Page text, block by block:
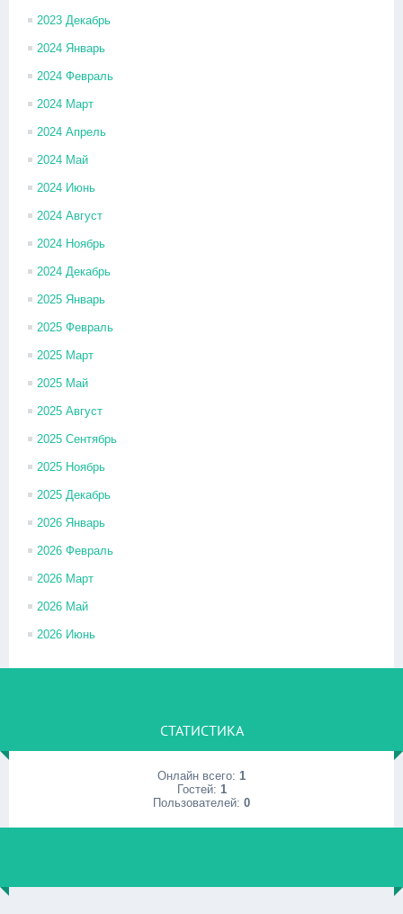
2023 Декабрь
2024 Январь
2024 Февраль
2024 Март
2024 Апрель
2024 Май
2024 Июнь
2024 Август
2024 Ноябрь
2024 Декабрь
2025 Январь
2025 Февраль
2025 Март
2025 Май
2025 Август
2025 Сентябрь
2025 Ноябрь
2025 Декабрь
2026 Январь
2026 Февраль
2026 Март
2026 Май
2026 Июнь
СТАТИСТИКА
Онлайн всего: 1
Гостей: 1
Пользователей: 0